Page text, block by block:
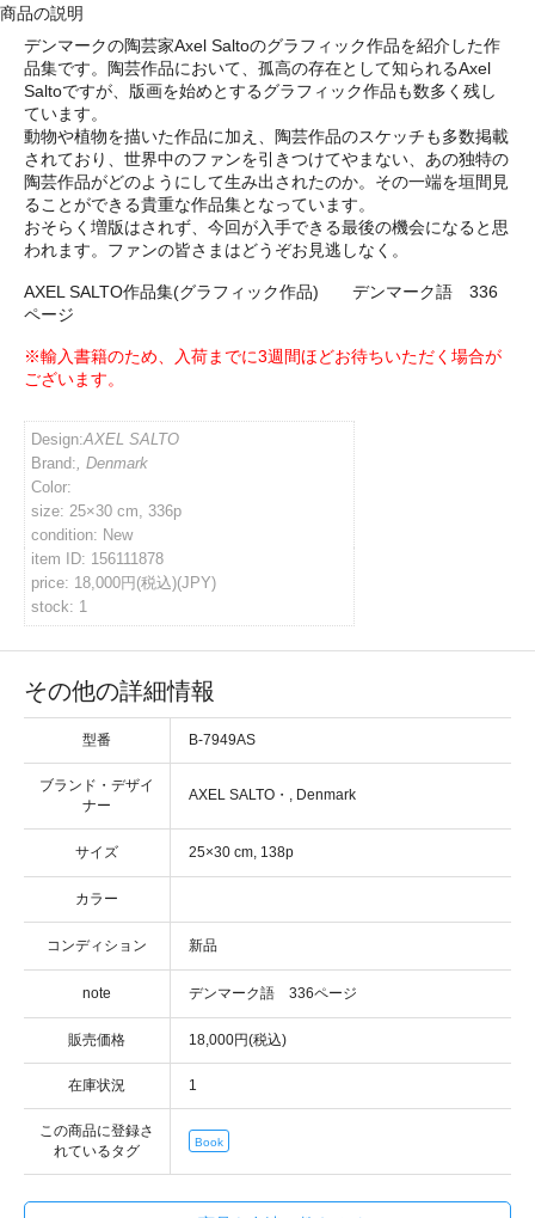
商品の説明
デンマークの陶芸家Axel Saltoのグラフィック作品を紹介した作
品集です。陶芸作品において、孤高の存在として知られるAxel
Saltoですが、版画を始めとするグラフィック作品も数多く残し
ています。
動物や植物を描いた作品に加え、陶芸作品のスケッチも多数掲載
されており、世界中のファンを引きつけてやまない、あの独特の
陶芸作品がどのようにして生み出されたのか。その一端を垣間見
ることができる貴重な作品集となっています。
おそらく増版はされず、今回が入手できる最後の機会になると思
われます。ファンの皆さまはどうぞお見逃しなく。
AXEL SALTO作品集(グラフィック作品) デンマーク語 336
ページ
※輸入書籍のため、入荷までに3週間ほどお待ちいただく場合が
ございます。
Design:AXEL SALTO
Brand: , Denmark
Color:
size: 25×30 cm, 336p
condition: New
item ID: 156111878
price: 18,000円(税込)(JPY)
stock: 1
その他の詳細情報
型番 B-7949AS
ブランド・デザイ
ナー
・
サイズ
カラー
コンディション
note
販売価格 18,000円(税込)
在庫状況 1
この商品に登録さ
れているタグ
Book
配送について
バシーポリシー
合わせ